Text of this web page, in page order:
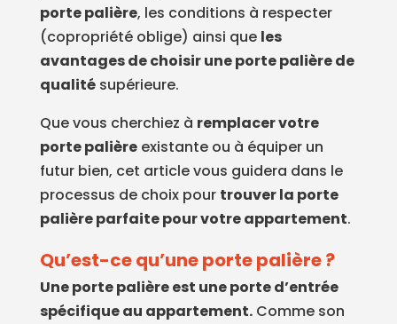
porte palière, les conditions à respecter
(copropriété oblige) ainsi que les
avantages de choisir une porte palière de
qualitésupérieure.
Que vous cherchiez à remplacer votre
porte palièreexistante ou à équiper un
futur bien, cet article vous guidera dans le
processus de choix pour trouver la porte
palière parfaite pour votre appartement.
Qu’est-ce qu’une porte palière ?
Une porte palière est une porte d’entrée
spécifique au appartement.Comme son